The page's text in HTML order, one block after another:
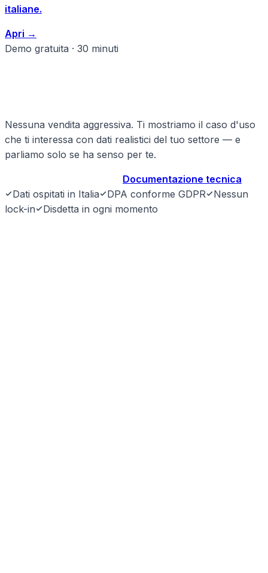
italiane.
Apri →
Demo gratuita · 30 minuti
Nessuna vendita aggressiva. Ti mostriamo il caso d'uso
che ti interessa con dati realistici del tuo settore — e
parliamo solo se ha senso per te.
Documentazione tecnica
Dati ospitati in Italia
DPA conforme GDPR
Nessun
lock-in
Disdetta in ogni momento